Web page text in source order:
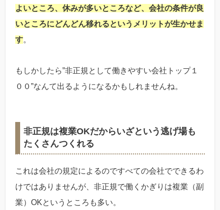
よいところ、休みが多いところなど、会社の条件が良
いところにどんどん移れるというメリットが生かせま
す。
もしかしたら”非正規として働きやすい会社トップ１
００”なんて出るようになるかもしれませんね。
非正規は複業OKだからいざという逃げ場も
たくさんつくれる
これは会社の規定によるのですべての会社でできるわ
けではありませんが、非正規で働くかぎりは複業（副
業）OKというところも多い。